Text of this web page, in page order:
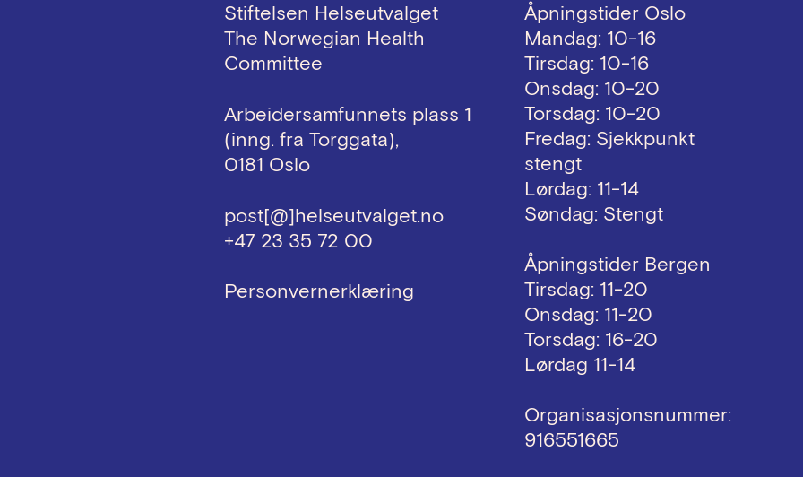
Stiftelsen Helseutvalget
The Norwegian Health
Committee
Arbeidersamfunnets plass 1
(inng. fra Torggata),
0181 Oslo
post[@]helseutvalget.no
+47 23 35 72 00
Personvernerklæring
Åpningstider Oslo
Mandag: 10-16
Tirsdag: 10-16
Onsdag: 10-20
Torsdag: 10-20
Fredag: Sjekkpunkt
stengt
Lørdag: 11-14
Søndag: Stengt
Åpningstider Bergen
Tirsdag: 11-20
Onsdag: 11-20
Torsdag: 16-20
Lørdag 11-14
Organisasjonsnummer:
916551665